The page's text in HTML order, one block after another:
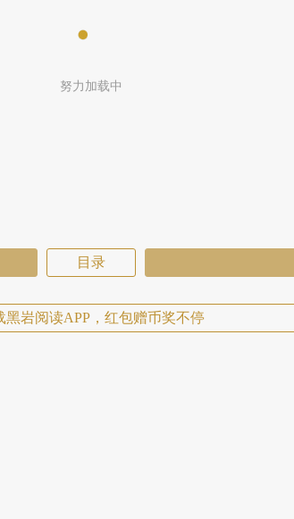
努力加载中
目录
黑岩阅读APP，红包赠币奖不停